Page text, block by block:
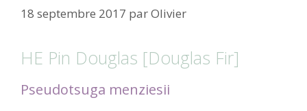
18 septembre 2017 parOlivier
HE Pin Douglas [Douglas Fir]
Pseudotsuga menziesii